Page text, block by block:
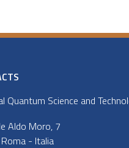
Quantum Science and
Aldo Moro, 7
- Italia